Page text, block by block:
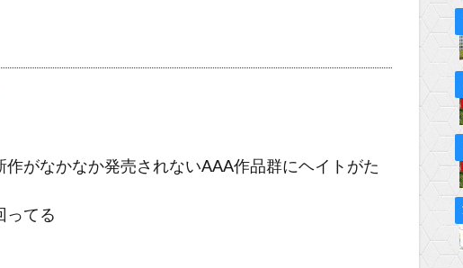
がなかなか発売されないAAA作品群にヘイトがた
ってる